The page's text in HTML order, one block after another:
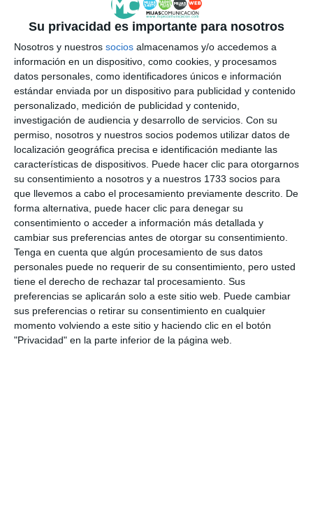
Su privacidad es importante para nosotros
Nosotros y nuestros socios almacenamos y/o accedemos a
información en un dispositivo, como cookies, y procesamos
datos personales, como identificadores únicos e información
estándar enviada por un dispositivo para publicidad y contenido
personalizado, medición de publicidad y contenido,
investigación de audiencia y desarrollo de servicios. Con su
permiso, nosotros y nuestros socios podemos utilizar datos de
localización geográfica precisa e identificación mediante las
características de dispositivos. Puede hacer clic para otorgarnos
su consentimiento a nosotros y a nuestros 1733 socios para
que llevemos a cabo el procesamiento previamente descrito. De
forma alternativa, puede hacer clic para denegar su
consentimiento o acceder a información más detallada y
cambiar sus preferencias antes de otorgar su consentimiento.
Tenga en cuenta que algún procesamiento de sus datos
personales puede no requerir de su consentimiento, pero usted
tiene el derecho de rechazar tal procesamiento. Sus
preferencias se aplicarán solo a este sitio web. Puede cambiar
sus preferencias o retirar su consentimiento en cualquier
momento volviendo a este sitio y haciendo clic en el botón
"Privacidad" en la parte inferior de la página web.